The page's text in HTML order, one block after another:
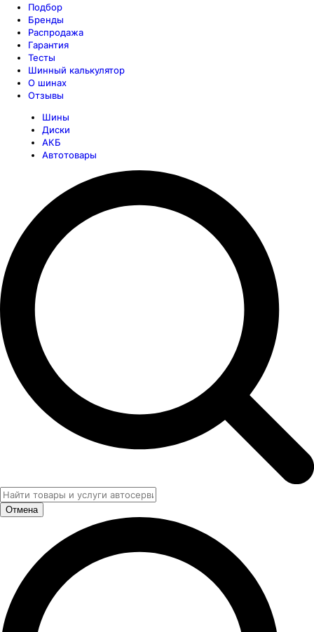
Подбор
Бренды
Распродажа
Гарантия
Тесты
Шинный калькулятор
О шинах
Отзывы
Шины
Диски
АКБ
Автотовары
Отмена